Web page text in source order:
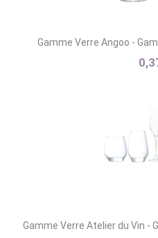
Gamme Verre Angoo -
Gamme Verre Atelier du Vin -